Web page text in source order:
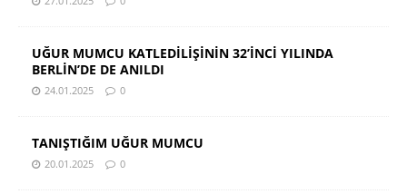
UĞUR MUMCU KATLEDİLİŞİNİN 32’İNCİ YILINDA
BERLİN’DE DE ANILDI
24.01.2025 0
TANIŞTIĞIM UĞUR MUMCU
20.01.2025 0